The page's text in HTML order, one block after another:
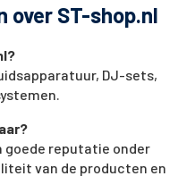
over ST-shop.nl
DJ-sets,
goede reputatie onder
van de producten en